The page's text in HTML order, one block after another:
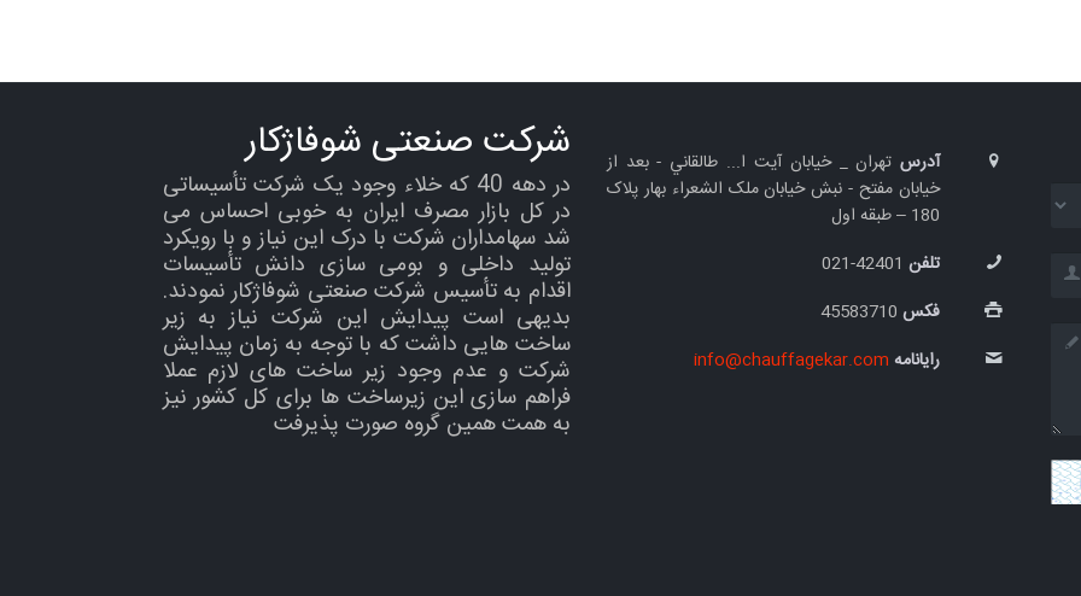
شرکت صنعتی شوفاژکار
در دهه 40 که خلاء وجود یک شرکت تأسیساتی
در کل بازار مصرف ایران به خوبی احساس می
شد سهامداران شرکت با درک این نیاز و با رویکرد
تولید داخلی و بومی سازی دانش تأسیسات
اقدام به تأسیس شرکت صنعتی شوفاژکار نمودند.
بدیهی است پیدایش این شرکت نیاز به زیر
ساخت هایی داشت که با توجه به زمان پیدایش
شرکت و عدم وجود زیر ساخت های لازم عملا
فراهم سازی این زیرساخت ها برای کل کشور نیز
به همت همین گروه صورت پذیرفت
آدرستهران _ خيابان آيت ا... طالقاني - بعد از
خیابان مفتح - نبش خيابان ملک الشعراء بهار پلاک
180 – طبقه اول
تلفن42401-021
فکس45583710
رایانامه info@chauffagekar.com